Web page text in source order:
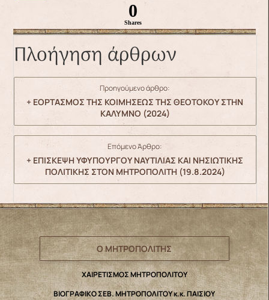
0
Shares
Πλοήγηση άρθρων
Προηγούμενο άρθρο:
+ ΕΟΡΤΑΣΜΟΣ ΤΗΣ ΚΟΙΜΗΣΕΩΣ ΤΗΣ ΘΕΟΤΟΚΟΥ ΣΤΗΝ
ΚΑΛΥΜΝΟ (2024)
Επόμενο Άρθρο:
+ ΕΠΙΣΚΕΨΗ ΥΦΥΠΟΥΡΓΟΥ ΝΑΥΤΙΛΙΑΣ ΚΑΙ ΝΗΣΙΩΤΙΚΗΣ
ΠΟΛΙΤΙΚΗΣ ΣΤΟΝ ΜΗΤΡΟΠΟΛΙΤΗ (19.8.2024)
Ο ΜΗΤΡΟΠΟΛΙΤΗΣ
ΧΑΙΡΕΤΙΣΜΟΣ ΜΗΤΡΟΠΟΛΙΤΟΥ
ΒΙΟΓΡΑΦΙΚΟ ΣΕΒ. ΜΗΤΡΟΠΟΛΙΤΟΥ κ.κ. ΠΑΙΣΙΟΥ